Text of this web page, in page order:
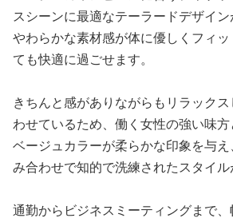
スシーンに最適なテーラードデザイン
やわらかな素材感が体に優しくフィ
ても快適に過ごせます。
きちんと感がありながらもリラック
わせているため、働く女性の強い味方
ベージュカラーが柔らかな印象を与
み合わせで知的で洗練されたスタイル
通勤からビジネスミーティングまで